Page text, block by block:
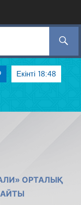
Екінті 18:48
ОРТАЛЫҚ